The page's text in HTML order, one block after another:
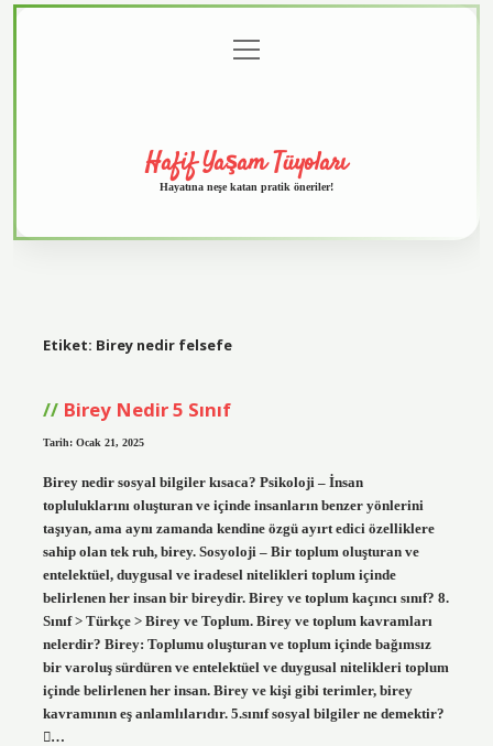
menüyü
aç
Hafif Yaşam Tüyoları
Hayatına neşe katan pratik öneriler!
Etiket: Birey nedir felsefe
Birey Nedir 5 Sınıf
Tarih: Ocak 21, 2025
Birey nedir sosyal bilgiler kısaca? Psikoloji – İnsan
topluluklarını oluşturan ve içinde insanların benzer yönlerini
taşıyan, ama aynı zamanda kendine özgü ayırt edici özelliklere
sahip olan tek ruh, birey. Sosyoloji – Bir toplum oluşturan ve
entelektüel, duygusal ve iradesel nitelikleri toplum içinde
belirlenen her insan bir bireydir. Birey ve toplum kaçıncı sınıf? 8.
Sınıf > Türkçe > Birey ve Toplum. Birey ve toplum kavramları
nelerdir? Birey: Toplumu oluşturan ve toplum içinde bağımsız
bir varoluş sürdüren ve entelektüel ve duygusal nitelikleri toplum
içinde belirlenen her insan. Birey ve kişi gibi terimler, birey
kavramının eş anlamlılarıdır. 5.sınıf sosyal bilgiler ne demektir?
…